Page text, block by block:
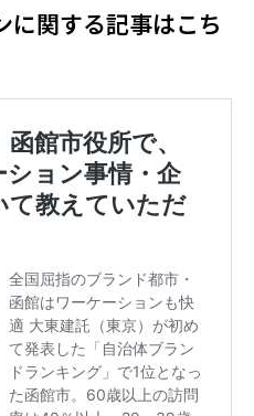
に関する記事はこち